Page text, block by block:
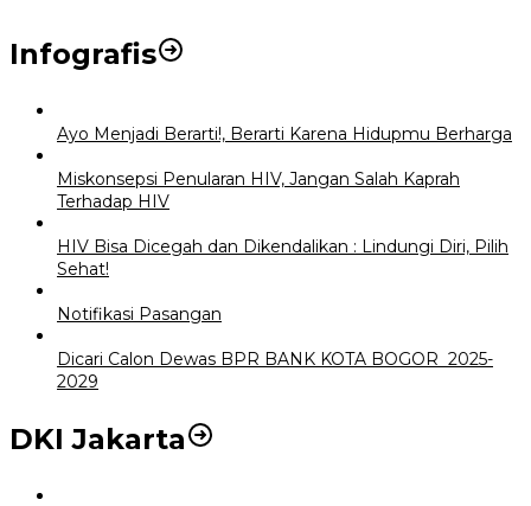
Infografis
Ayo Menjadi Berarti!, Berarti Karena Hidupmu Berharga
Miskonsepsi Penularan HIV, Jangan Salah Kaprah
Terhadap HIV
HIV Bisa Dicegah dan Dikendalikan : Lindungi Diri, Pilih
Sehat!
Notifikasi Pasangan
Dicari Calon Dewas BPR BANK KOTA BOGOR 2025-
2029
DKI Jakarta